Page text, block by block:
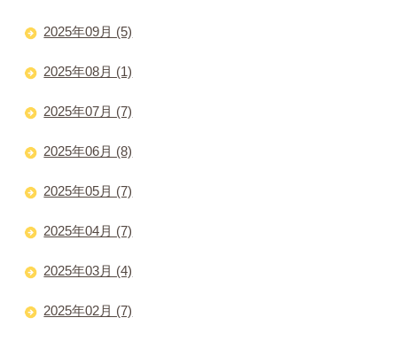
2025年09月 (5)
2025年08月 (1)
2025年07月 (7)
2025年06月 (8)
2025年05月 (7)
2025年04月 (7)
2025年03月 (4)
2025年02月 (7)